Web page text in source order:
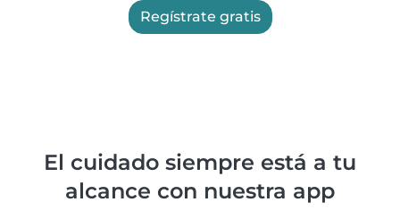
Regístrate gratis
El cuidado siempre está a tu
alcance con nuestra app